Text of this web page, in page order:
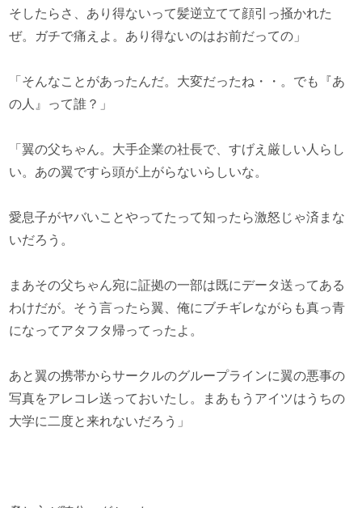
そしたらさ、あり得ないって髪逆立てて顔引っ掻かれた
ぜ。ガチで痛えよ。あり得ないのはお前だっての」
「そんなことがあったんだ。大変だったね・・。でも『あ
の人』って誰？」
「翼の父ちゃん。大手企業の社長で、すげえ厳しい人らし
い。あの翼ですら頭が上がらないらしいな。
愛息子がヤバいことやってたって知ったら激怒じゃ済まな
いだろう。
まあその父ちゃん宛に証拠の一部は既にデータ送ってある
わけだが。そう言ったら翼、俺にブチギレながらも真っ青
になってアタフタ帰ってったよ。
あと翼の携帯からサークルのグループラインに翼の悪事の
写真をアレコレ送っておいたし。まあもうアイツはうちの
大学に二度と来れないだろう」